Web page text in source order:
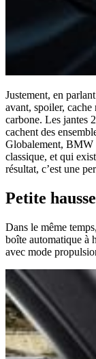
Justement, en
avant, spoiler, cache
carbone. Les jantes
cachent des
Globalement, BMW
classique, et qui
résultat, c’est une
Petite
Dans le même
boîte automatique à
avec mode